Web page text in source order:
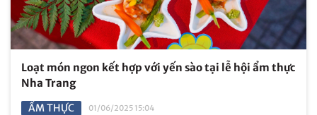
Loạt món ngon kết hợp với yến sào tại lễ hội ẩm thực
Nha Trang
ẨM THỰC
01/06/2025 15:04